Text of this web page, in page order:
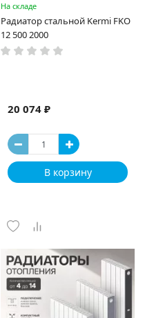
На складе
Радиатор стальной Kermi FKO
12 500 2000
20 074 ₽
В корзину